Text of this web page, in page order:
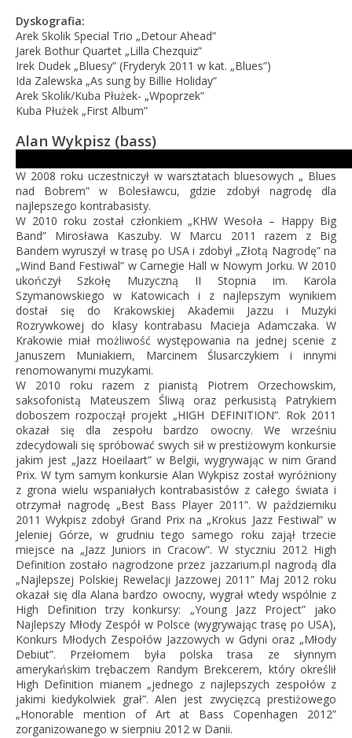
Dyskografia:
Arek Skolik Special Trio „Detour Ahead”
Jarek Bothur Quartet „Lilla Chezquiz”
Irek Dudek „Bluesy” (Fryderyk 2011 w kat. „Blues”)
Ida Zalewska „As sung by Billie Holiday”
Arek Skolik/Kuba Płużek- „Wpoprzek”
Kuba Płużek „First Album”
Alan Wykpisz (bass)
W 2008 roku uczestniczył w warsztatach bluesowych „ Blues
nad Bobrem” w Bolesławcu, gdzie zdobył nagrodę dla
najlepszego kontrabasisty.
W 2010 roku został członkiem „KHW Wesoła – Happy Big
Band” Mirosława Kaszuby. W Marcu 2011 razem z Big
Bandem wyruszył w trasę po USA i zdobył „Złotą Nagrodę” na
„Wind Band Festiwal” w Carnegie Hall w Nowym Jorku. W 2010
ukończył Szkołę Muzyczną II Stopnia im. Karola
Szymanowskiego w Katowicach i z najlepszym wynikiem
dostał się do Krakowskiej Akademii Jazzu i Muzyki
Rozrywkowej do klasy kontrabasu Macieja Adamczaka. W
Krakowie miał możliwość występowania na jednej scenie z
Januszem Muniakiem, Marcinem Ślusarczykiem i innymi
renomowanymi muzykami.
W 2010 roku razem z pianistą Piotrem Orzechowskim,
saksofonistą Mateuszem Śliwą oraz perkusistą Patrykiem
doboszem rozpoczął projekt „HIGH DEFINITION”. Rok 2011
okazał się dla zespołu bardzo owocny. We wrześniu
zdecydowali się spróbować swych sił w prestiżowym konkursie
jakim jest „Jazz Hoeilaart” w Belgii, wygrywając w nim Grand
Prix. W tym samym konkursie Alan Wykpisz został wyróżniony
z grona wielu wspaniałych kontrabasistów z całego świata i
otrzymał nagrodę „Best Bass Player 2011”. W październiku
2011 Wykpisz zdobył Grand Prix na „Krokus Jazz Festiwal” w
Jeleniej Górze, w grudniu tego samego roku zajął trzecie
miejsce na „Jazz Juniors in Cracow”. W styczniu 2012 High
Definition zostało nagrodzone przez jazzarium.pl nagrodą dla
„Najlepszej Polskiej Rewelacji Jazzowej 2011” Maj 2012 roku
okazał się dla Alana bardzo owocny, wygrał wtedy wspólnie z
High Definition trzy konkursy: „Young Jazz Project” jako
Najlepszy Młody Zespół w Polsce (wygrywając trasę po USA),
Konkurs Młodych Zespołów Jazzowych w Gdyni oraz „Młody
Debiut”. Przełomem była polska trasa ze słynnym
amerykańskim trębaczem Randym Brekcerem, który określił
High Definition mianem „jednego z najlepszych zespołów z
jakimi kiedykolwiek grał”. Alen jest zwycięzcą prestiżowego
„Honorable mention of Art at Bass Copenhagen 2012”
zorganizowanego w sierpniu 2012 w Danii.